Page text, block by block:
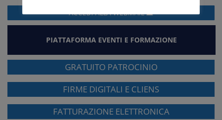
ACCEDI ALLAWEBMAIL
PIATTAFORMA EVENTI E FORMAZIONE
GRATUITO PATROCINIO
FIRME DIGITALI E CLIENS
FATTURAZIONE ELETTRONICA